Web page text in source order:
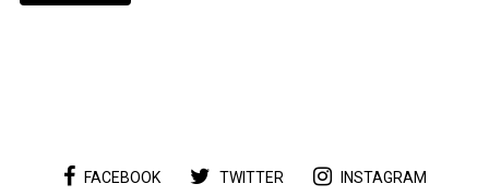
FACEBOOK TWITTER INSTAGRAM